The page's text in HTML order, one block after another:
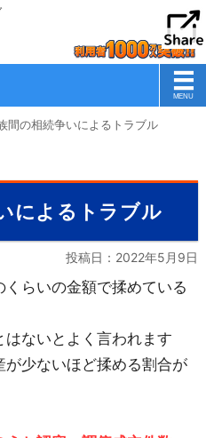
間の相続争いによるトラブル
によるトラブル
投稿日： 2022年5月9日
らいの金額で揉めている
ないとよく言われます
少ないほど揉める割合が